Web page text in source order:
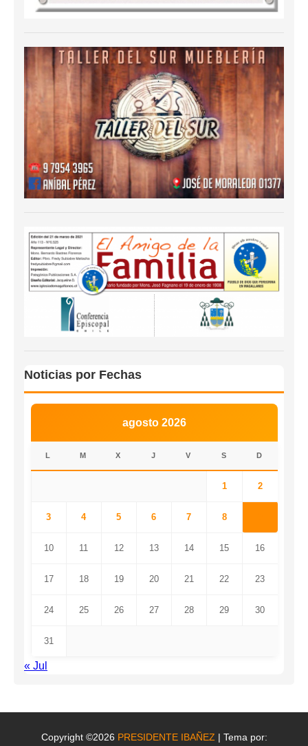
Noticias por Fechas
agosto 2026
L M X J V S D
1 2
3 4 5 6 7 8
10 11 12 13 14 15 16
17 18 19 20 21 22 23
24 25 26 27 28 29 30
31
« Jul
Copyright ©2026 PRESIDENTE IBAÑEZ | Tema por: